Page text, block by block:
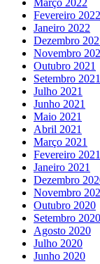
Março 2022
Fevereiro 2022
Janeiro 2022
Dezembro
Novembro
Outubro 2021
Setembro 2021
Julho 2021
Junho 2021
Maio 2021
Abril 2021
Março 2021
Fevereiro 2021
Janeiro 2021
Dezembro
Novembro
Outubro 2020
Setembro 2020
Agosto 2020
Julho 2020
Junho 2020